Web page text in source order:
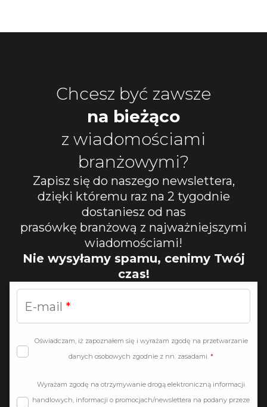
Chcesz być zawsze
na bieżąco
z wiadomościami
branżowymi?
Zapisz się do naszego newslettera,
dzięki któremu raz na 2 tygodnie
dostaniesz od nas
prasówkę branżową z najważniejszymi
wiadomościami!
Nie wysyłamy spamu, cenimy Twój
czas!
E-mail
Oświadczam, iż zapoznałem się i wyrażam zgodę na przetwarzanie
danych osobowych zgodnie z nn. zasadami.
Wyrażam zgodę na otrzymywanie drogą elektroniczną informacji
handlowych, informacji o promocjach/newslettera na podany przeze